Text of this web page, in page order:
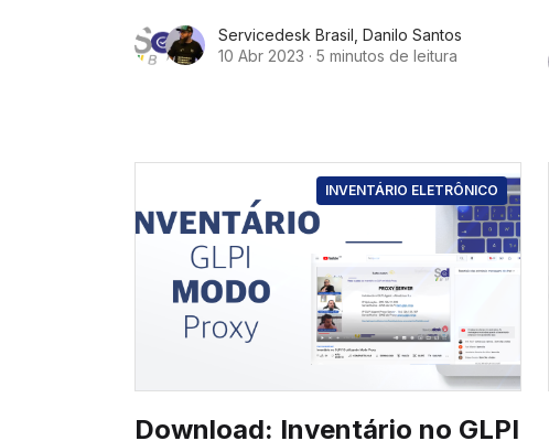
Servicedesk Brasil Danilo Santos
10 Abr 2023 · 5 minutos de leitura
INVENTÁRIO ELETRÔNICO
Download: Inventário no GLPI